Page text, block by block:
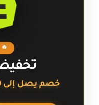
خصم يصل إلى 30%